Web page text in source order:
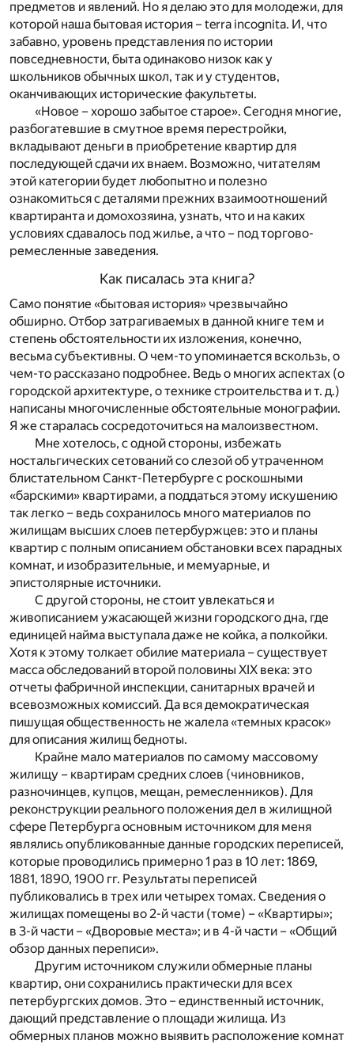
предметов и явлений. Но я делаю это для молодежи, для
которой наша бытовая история – terra incognita. И, что
забавно, уровень представления по истории
повседневности, быта одинаково низок как у
школьников обычных школ, так и у студентов,
оканчивающих исторические факультеты.
«Новое – хорошо забытое старое». Сегодня многие,
разбогатевшие в смутное время перестройки,
вкладывают деньги в приобретение квартир для
последующей сдачи их внаем. Возможно, читателям
этой категории будет любопытно и полезно
ознакомиться с деталями прежних взаимоотношений
квартиранта и домохозяина, узнать, что и на каких
условиях сдавалось под жилье, а что – под торгово-
ремесленные заведения.
Как писалась эта книга?
Само понятие «бытовая история» чрезвычайно
обширно. Отбор затрагиваемых в данной книге тем и
степень обстоятельности их изложения, конечно,
весьма субъективны. О чем-то упоминается вскользь, о
чем-то рассказано подробнее. Ведь о многих аспектах (о
городской архитектуре, о технике строительства и т. д.)
написаны многочисленные обстоятельные монографии.
Я же старалась сосредоточиться на малоизвестном.
Мне хотелось, с одной стороны, избежать
ностальгических сетований со слезой об утраченном
блистательном Санкт-Петербурге с роскошными
«барскими» квартирами, а поддаться этому искушению
так легко – ведь сохранилось много материалов по
жилищам высших слоев петербуржцев: это и планы
квартир с полным описанием обстановки всех парадных
комнат, и изобразительные, и мемуарные, и
эпистолярные источники.
С другой стороны, не стоит увлекаться и
живописанием ужасающей жизни городского дна, где
единицей найма выступала даже не койка, а полкойки.
Хотя к этому толкает обилие материала – существует
масса обследований второй половины XIX века: это
отчеты фабричной инспекции, санитарных врачей и
всевозможных комиссий. Да вся демократическая
пишущая общественность не жалела «темных красок»
для описания жилищ бедноты.
Крайне мало материалов по самому массовому
жилищу – квартирам средних слоев (чиновников,
разночинцев, купцов, мещан, ремесленников). Для
реконструкции реального положения дел в жилищной
сфере Петербурга основным источником для меня
являлись опубликованные данные городских переписей,
которые проводились примерно 1 раз в 10 лет: 1869,
1881, 1890, 1900 гг. Результаты переписей
публиковались в трех или четырех томах. Сведения о
жилищах помещены во 2-й части (томе) – «Квартиры»;
в 3-й части – «Дворовые места»; и в 4-й части – «Общий
обзор данных переписи».
Другим источником служили обмерные планы
квартир, они сохранились практически для всех
петербургских домов. Это – единственный источник,
дающий представление о площади жилища. Из
обмерных планов можно выявить расположение комнат